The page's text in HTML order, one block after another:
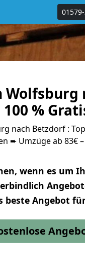
Wolfsburg
%
nach Betzdorf :
➨ Umzüge ab 83€
wenn es um
beste Angebot